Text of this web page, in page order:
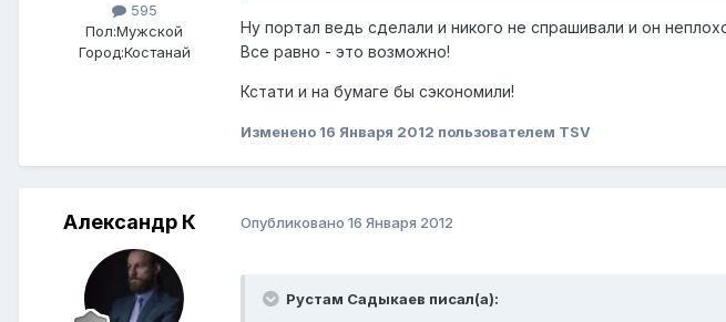
595
Пол:Мужской
Город:Костанай
Ну портал ведь сделали и никого не спрашивали и он
Все равно - это возможно!
Кстати и на бумаге бы сэкономили!
Изменено 16 Января 2012 пользователем TSV
Александр К Опубликовано 16 Января 2012
Рустам Садыкаев писал(а):